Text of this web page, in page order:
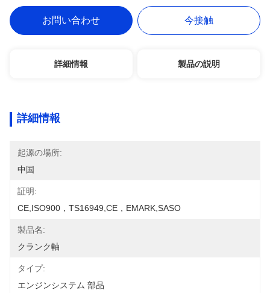
お問い合わせ 今接触
詳細情報 製品の説明
詳細情報
起源の場所:
中国
証明:
CE,ISO900，TS16949,CE，EMARK,SASO
製品名:
クランク軸
タイプ:
エンジンシステム 部品